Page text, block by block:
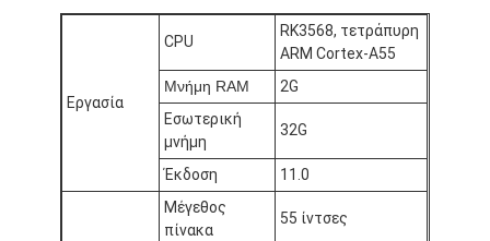
Εργασία
CPU
RK3568, τετράπυρη
ARM Cortex-A55
Μνήμη RAM
2G
Εσωτερική
μνήμη
32G
Έκδοση 11.0
Μέγεθος
πίνακα
55 ίντσες